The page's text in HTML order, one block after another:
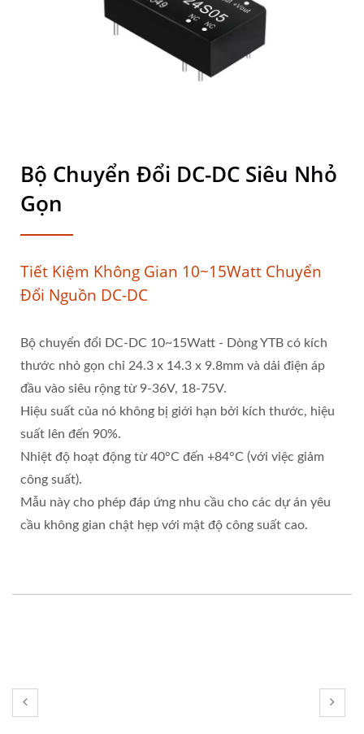
Bộ Chuyển Đổi DC-DC Siêu Nhỏ
Gọn
Tiết Kiệm Không Gian 10~15Watt Chuyển
Đổi Nguồn DC-DC
Bộ chuyển đổi DC-DC 10~15Watt - Dòng YTB có kích
thước nhỏ gọn chỉ 24.3 x 14.3 x 9.8mm và dải điện áp
đầu vào siêu rộng từ 9-36V, 18-75V.
Hiệu suất của nó không bị giới hạn bởi kích thước, hiệu
suất lên đến 90%.
Nhiệt độ hoạt động từ 40°C đến +84°C (với việc giảm
công suất).
Mẫu này cho phép đáp ứng nhu cầu cho các dự án yêu
cầu không gian chật hẹp với mật độ công suất cao.